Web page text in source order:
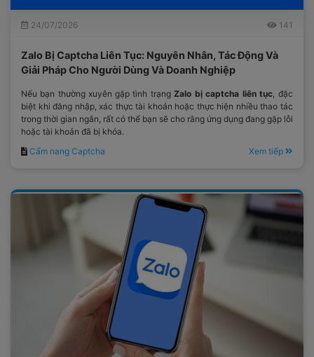
24/07/2026 141
Zalo Bị Captcha Liên Tục: Nguyên Nhân, Tác Động Và
Giải Pháp Cho Người Dùng Và Doanh Nghiệp
Nếu bạn thường xuyên gặp tình trạng Zalo bị captcha liên tục, đặc
biệt khi đăng nhập, xác thực tài khoản hoặc thực hiện nhiều thao tác
trong thời gian ngắn, rất có thể bạn sẽ cho rằng ứng dụng đang gặp lỗi
hoặc tài khoản đã bị khóa.
Cẩm nang Captcha
Xem tiếp